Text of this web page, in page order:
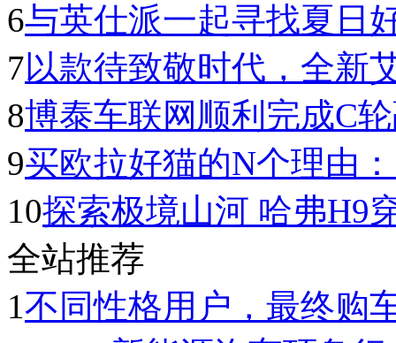
6与英仕派一起寻找夏日
7以款待致敬时代，全新
8博泰车联网顺利完成C
9买欧拉好猫的N个理由
10探索极境山河 哈弗H9
全站推荐
1不同性格用户，最终购